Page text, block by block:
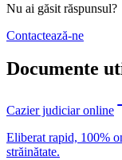
Nu ai găsit răspunsul?
Contactează-ne
Documente
Cazier judiciar online
Eliberat rapid, 100%
străinătate.